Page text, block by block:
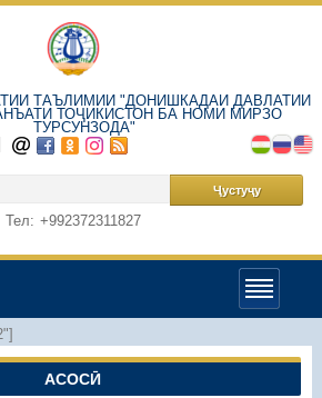
ТАЪЛИМИИ "ДОНИШКАДАИ ДАВЛАТИИ
ТОҶИКИСТОН БА НОМИ МИРЗО
ТУРСУНЗОДА"
Тел: +992372311827
АСОСӢ